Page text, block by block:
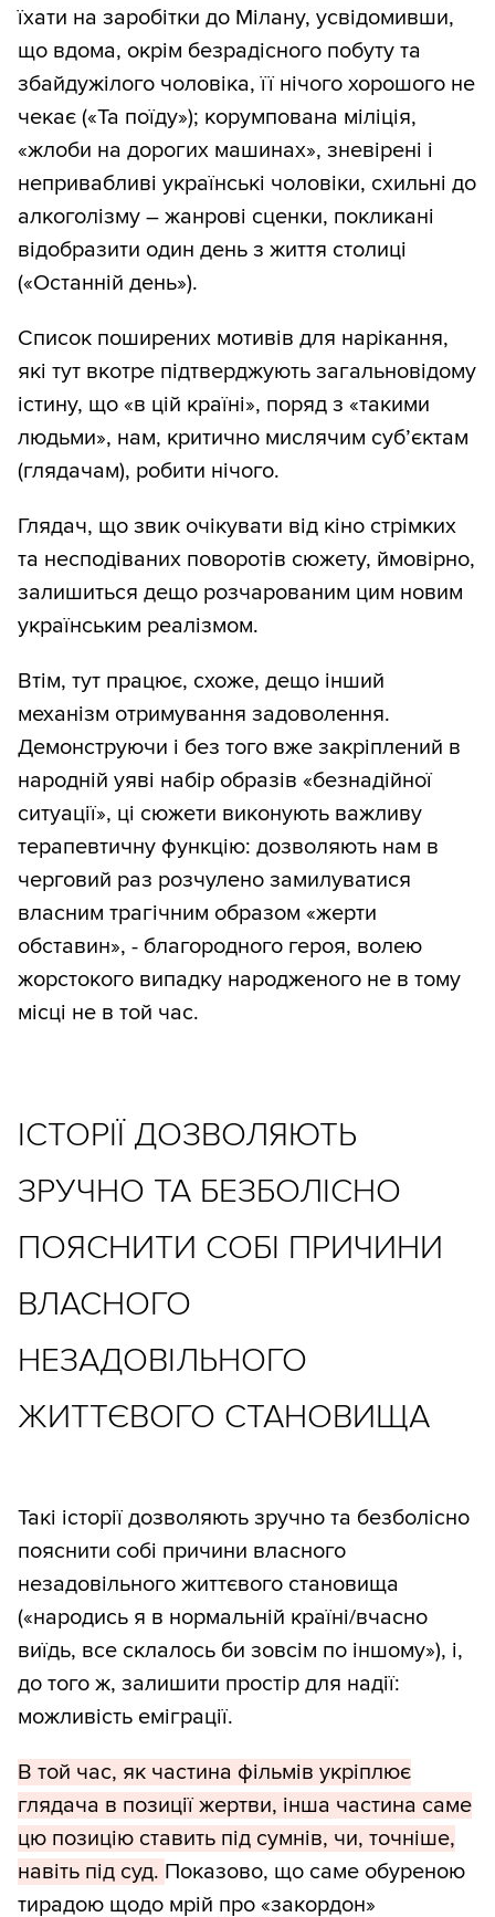
їхати на заробітки до Мілану, усвідомивши,
що вдома, окрім безрадісного побуту та
збайдужілого чоловіка, її нічого хорошого не
чекає («Та поїду»); корумпована міліція,
«жлоби на дорогих машинах», зневірені і
непривабливі українські чоловіки, схильні до
алкоголізму – жанрові сценки, покликані
відобразити один день з життя столиці
(«Останній день»).
Список поширених мотивів для нарікання,
які тут вкотре підтверджують загальновідому
істину, що «в цій країні», поряд з «такими
людьми», нам, критично мислячим суб’єктам
(глядачам), робити нічого.
Глядач, що звик очікувати від кіно стрімких
та несподіваних поворотів сюжету, ймовірно,
залишиться дещо розчарованим цим новим
українським реалізмом.
Втім, тут працює, схоже, дещо інший
механізм отримування задоволення.
Демонструючи і без того вже закріплений в
народній уяві набір образів «безнадійної
ситуації», ці сюжети виконують важливу
терапевтичну функцію: дозволяють нам в
черговий раз розчулено замилуватися
власним трагічним образом «жерти
обставин», - благородного героя, волею
жорстокого випадку народженого не в тому
місці не в той час.
ІСТОРІЇ ДОЗВОЛЯЮТЬ
ЗРУЧНО ТА БЕЗБОЛІСНО
ПОЯСНИТИ СОБІ ПРИЧИНИ
ВЛАСНОГО
НЕЗАДОВІЛЬНОГО
ЖИТТЄВОГО СТАНОВИЩА
Такі історії дозволяють зручно та безболісно
пояснити собі причини власного
незадовільного життєвого становища
(«народись я в нормальній країні/вчасно
виїдь, все склалось би зовсім по іншому»), і,
до того ж, залишити простір для надії:
можливість еміграції.
В той час, як частина фільмів укріплює
глядача в позиції жертви, інша частина саме
цю позицію ставить під сумнів, чи, точніше,
навіть під суд. Показово, що саме обуреною
тирадою щодо мрій про «закордон»